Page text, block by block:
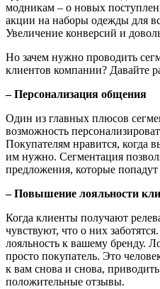
модникам – о новых
акции на наборы одежды для
Увеличение конверсий и
Но зачем нужно проводить
клиентов компании? Давайте
– Персонализация общения
Один из главных плюсов
возможность
Покупателям нравится, когда
им нужно. Сегментация
предложения, которые попадут
– Повышение лояльности
Когда клиенты получают
чувствуют, что о них
лояльность к вашему бренду.
просто покупатель. Это
к вам снова и снова,
положительные отзывы.